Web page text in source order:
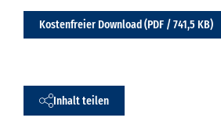
Kostenfreier Download (PDF / 741,5 KB)
Inhalt teilen